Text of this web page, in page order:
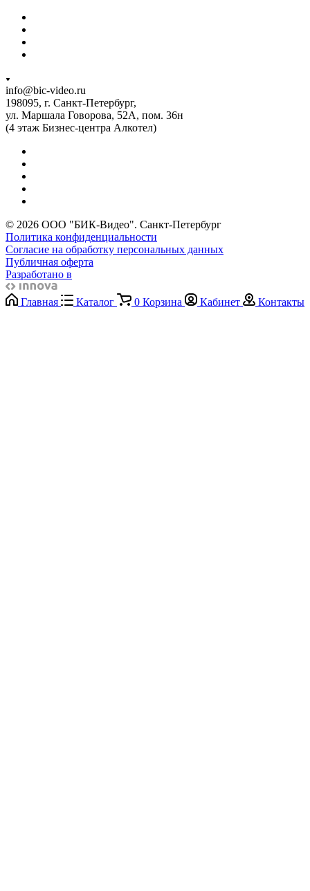
info@bic-video.ru
198095, г. Санкт-Петербург,
ул. Маршала Говорова, 52А, пом. 36н
(4 этаж Бизнес-центра Алкотел)
© 2026 ООО "БИК-Видео". Санкт-Петербург
Политика конфиденциальности
Согласие на обработку персональных данных
Публичная оферта
Разработано в
Главная Каталог 0 Корзина Кабинет Контакты